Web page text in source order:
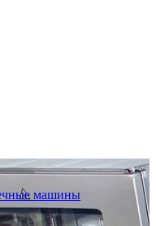
машины